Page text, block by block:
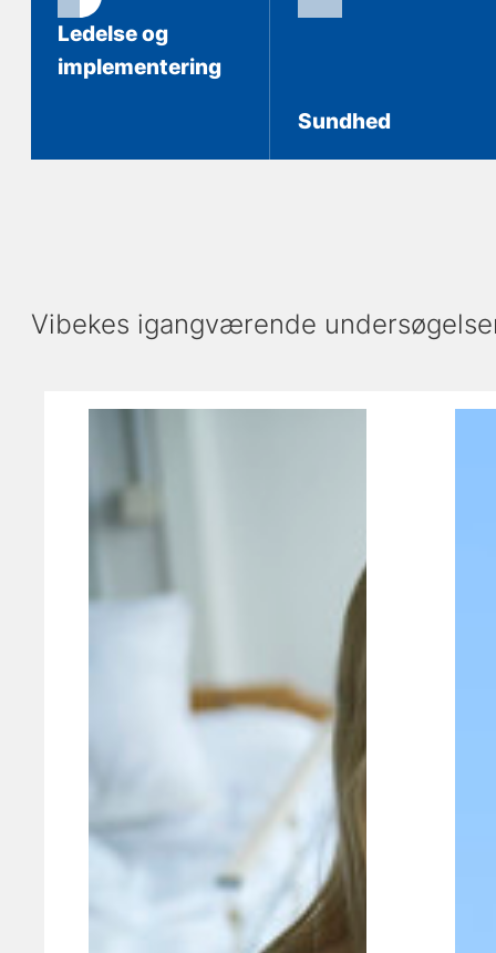
Ledelse og
implementering
Sundhed
Vibekes igangværende